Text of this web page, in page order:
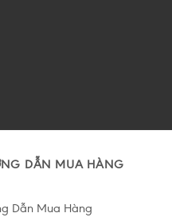
DẪN MUA HÀNG
Dẫn Mua Hàng